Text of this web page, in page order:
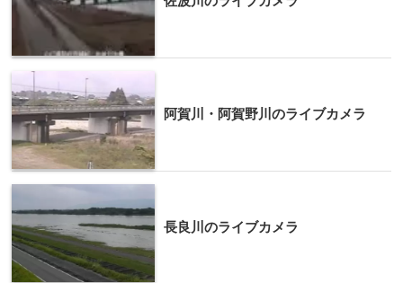
阿賀川・阿賀野川のライブカメラ
長良川のライブカメラ